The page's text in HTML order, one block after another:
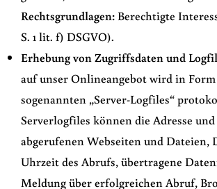
Rechtsgrundlagen: Berechtigte
S. 1 lit. f) DSGVO).
Erhebung von Zugriffsdaten und
auf unser Onlineangebot wird in
sogenannten „Server-Logfiles“
Serverlogfiles können die Adresse
abgerufenen Webseiten und Dateien,
Uhrzeit des Abrufs, übertragene
Meldung über erfolgreichen Abruf,